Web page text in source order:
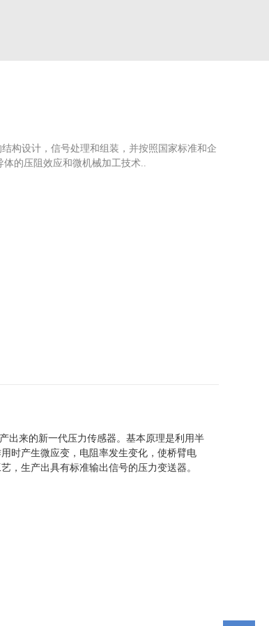
构设计，信号处理和组装，并按照国家标准和企
的压阻效应和微机械加工技术..
出来的新一代压力传感器。基本原理是利用半
时产生微应变，电阻率发生变化，使桥臂电
，生产出具有标准输出信号的压力变送器。